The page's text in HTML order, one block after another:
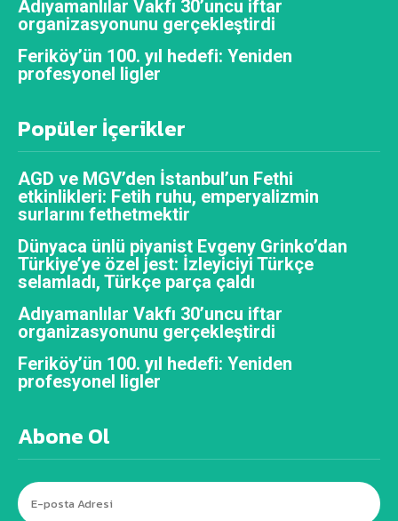
Adıyamanlılar Vakfı 30’uncu iftar
organizasyonunu gerçekleştirdi
Feriköy’ün 100. yıl hedefi: Yeniden
profesyonel ligler
Popüler İçerikler
AGD ve MGV’den İstanbul’un Fethi
etkinlikleri: Fetih ruhu, emperyalizmin
surlarını fethetmektir
Dünyaca ünlü piyanist Evgeny Grinko’dan
Türkiye’ye özel jest: İzleyiciyi Türkçe
selamladı, Türkçe parça çaldı
Adıyamanlılar Vakfı 30’uncu iftar
organizasyonunu gerçekleştirdi
Feriköy’ün 100. yıl hedefi: Yeniden
profesyonel ligler
Abone Ol